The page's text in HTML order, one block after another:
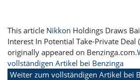
This article Nikkon Holdings Draws
Interest In Potential Take-Private Deal
originally appeared on Benzinga.com.
vollständigen Artikel bei Benzinga
Weiter zum vollständigen Artikel bei